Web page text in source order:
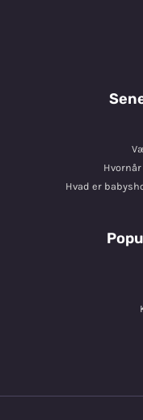
Hvad er